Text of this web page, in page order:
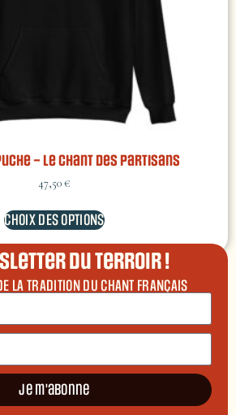
– Le chant des Partisans
47,50€
CHOIX DES OPTIONS
1 2 3
du terroir !
LA TRADITION DU CHANT FRANÇAIS
Je m'abonne